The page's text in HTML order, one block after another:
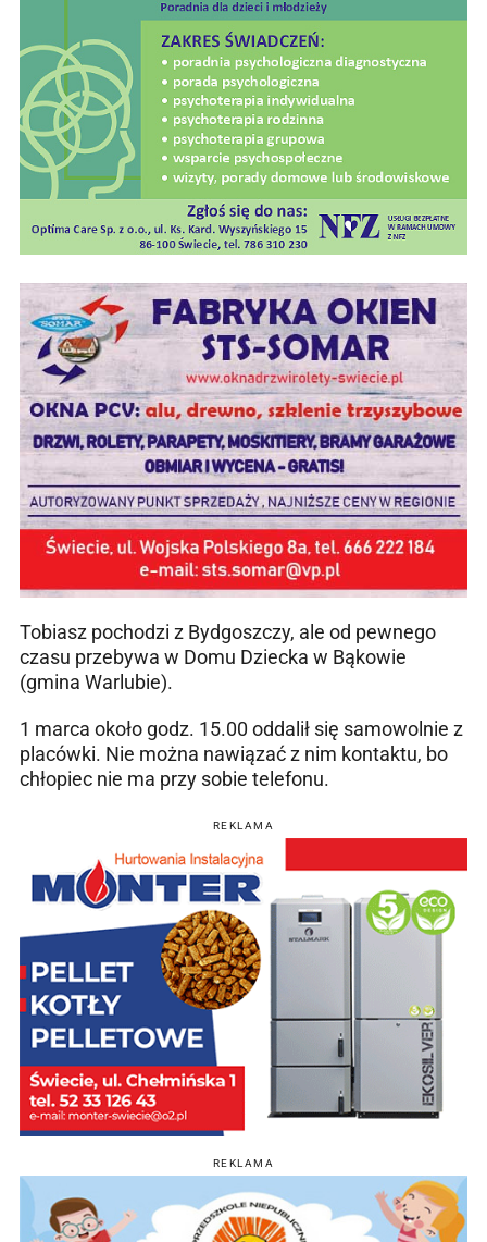
Tobiasz pochodzi z Bydgoszczy, ale od pewnego
czasu przebywa w Domu Dziecka w Bąkowie
(gmina Warlubie).
1 marca około godz. 15.00 oddalił się samowolnie z
placówki. Nie można nawiązać z nim kontaktu, bo
chłopiec nie ma przy sobie telefonu.
REKLAMA
REKLAMA